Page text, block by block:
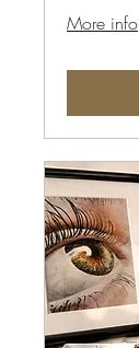
More info